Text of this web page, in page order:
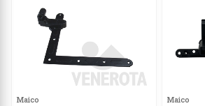
Maico Maico